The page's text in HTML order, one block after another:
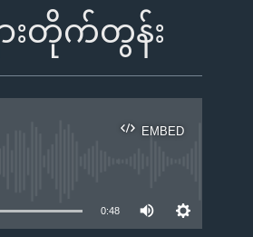
းတိုက်တွန်း
EMBED
0:48